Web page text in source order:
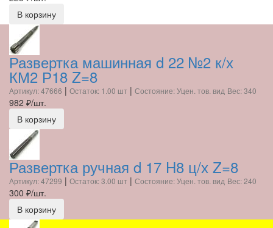
В корзину
Развертка машинная d 22 №2 к/х
КМ2 Р18 Z=8
Артикул: 47666 | Остаток: 1.00 шт | Состояние: Уцен. тов. вид Вес: 340
982 ₽/шт.
В корзину
Развертка ручная d 17 H8 ц/х Z=8
Артикул: 47299 | Остаток: 3.00 шт | Состояние: Уцен. тов. вид Вес: 240
300 ₽/шт.
В корзину